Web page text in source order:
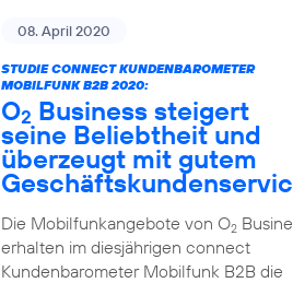
08. April 2020
STUDIE CONNECT KUNDENBAROMETER
MOBILFUNK B2B 2020:
O2 Business steigert
seine Beliebtheit und
überzeugt mit gutem
Die Mobilfunkangebote von O2
erhalten im diesjährigen connect
Kundenbarometer Mobilfunk B2B die